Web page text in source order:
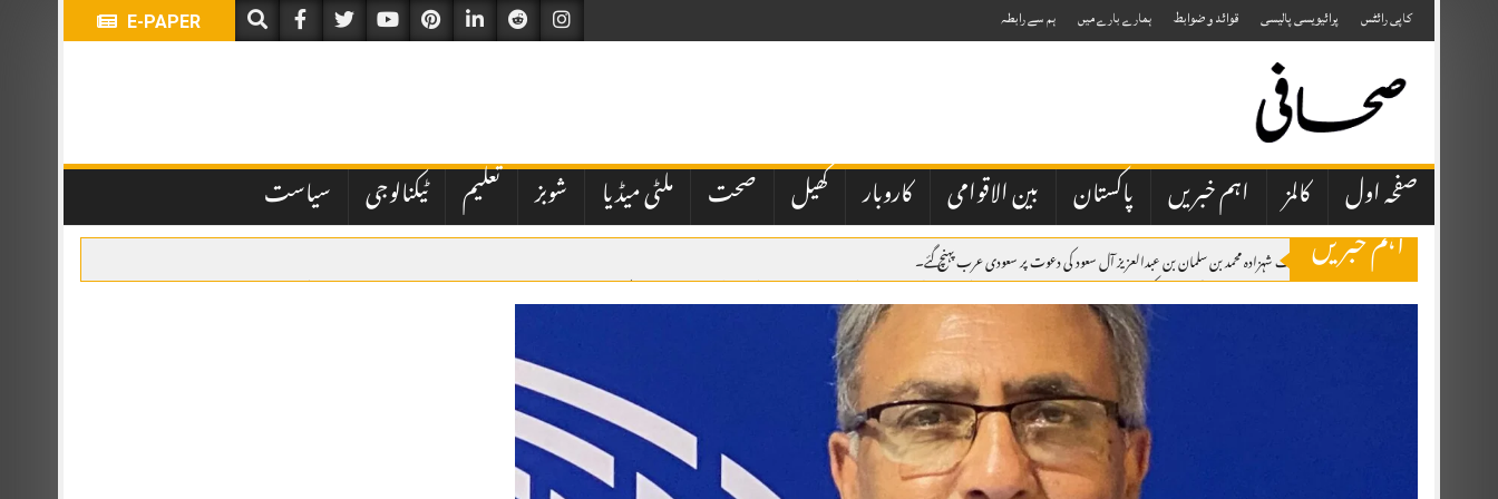
to
content
E-PAPER کاپی رائٹس پرائیویسی پالیسی قوائد و ضوابط ہمارے بارے میں ہم سے رابطہ
صفحہ اول کالمز اہم خبریں پاکستان بین الاقوامی کاروبار کھیل صحت ملٹی میڈیا شوبز تعلیم ٹیکنالوجی سیاست
اہم خبریں
وزیراعظم شہباز شریف شہزادہ محمد بن سلمان بن عبدالعزیز آل سعود کی دعوت پر سعودی عرب پہنچ گئے۔
اسلام آباد: پاکستان مسلم لیگ نے پارٹی کی میڈیا حکمتِ عملی کو جدید، مؤثر اور مربوط بنانے کے لیے اہم تنظیمی اقدامات کرتے ہوئے چیف آرگنائزر ڈاکٹر محمد امجد کو صدر پاکستان مسلم لیگ چوہدری شجاعت حسین کا مشیر برائے ابلاغِ عامہ مقرر کر دیا ہے۔
قراقرم سرچ آپریشن: پاکستان آرمی ایوی ایشن نے 7 غیر ملکی کوہ پیماؤں کی میتیں اور امریکی خاتون کی جزوی باقیات اسکردو منتقل کر دیں
اٹک میں یومِ استحصال کشمیر، ریلی، واک اور دعائیہ تقریبات، کشمیریوں کے حقِ خودارادیت کی حمایت کا اعادہ